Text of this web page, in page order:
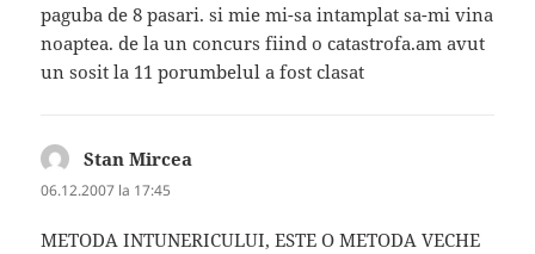
paguba de 8 pasari. si mie mi-sa intamplat sa-mi vina
noaptea. de la un concurs fiind o catastrofa.am avut
un sosit la 11 porumbelul a fost clasat
Stan Mircea
06.12.2007 la 17:45
METODA INTUNERICULUI, ESTE O METODA VECHE